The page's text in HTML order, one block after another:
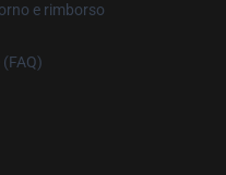
e rimborso